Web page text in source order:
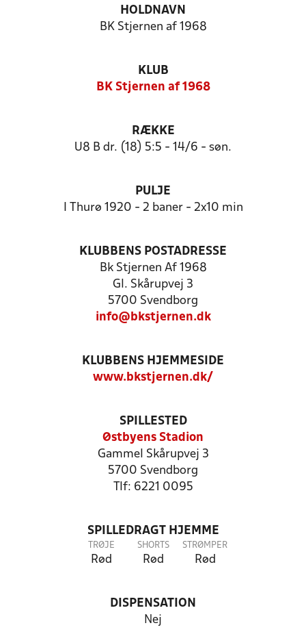
HOLDNAVN
BK Stjernen af 1968
KLUB
BK Stjernen af 1968
RÆKKE
U8 B dr. (18) 5:5 - 14/6 - søn.
PULJE
I Thurø 1920 - 2 baner - 2x10 min
KLUBBENS POSTADRESSE
Bk Stjernen Af 1968
Gl. Skårupvej 3
5700 Svendborg
info@bkstjernen.dk
KLUBBENS HJEMMESIDE
www.bkstjernen.dk/
SPILLESTED
Østbyens Stadion
Gammel Skårupvej 3
5700 Svendborg
Tlf: 6221 0095
SPILLEDRAGT HJEMME
TRØJE
Rød
SHORTS
Rød
STRØMPER
Rød
DISPENSATION
Nej